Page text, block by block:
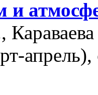
и
апрель),